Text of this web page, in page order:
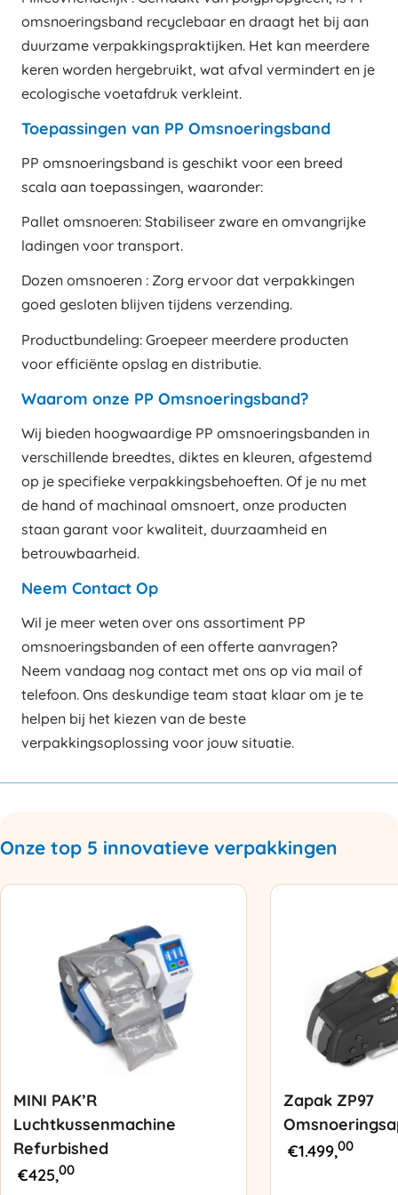
omsnoeringsband recyclebaar en draagt het bij aan
duurzame verpakkingspraktijken. Het kan meerdere
keren worden hergebruikt, wat afval vermindert en je
ecologische voetafdruk verkleint.
Toepassingen van PP Omsnoeringsband
PP omsnoeringsband is geschikt voor een breed
scala aan toepassingen, waaronder:
Pallet omsnoeren: Stabiliseer zware en omvangrijke
ladingen voor transport.
Dozen omsnoeren : Zorg ervoor dat verpakkingen
goed gesloten blijven tijdens verzending.
Productbundeling: Groepeer meerdere producten
voor efficiënte opslag en distributie.
Waarom onze PP Omsnoeringsband?
Wij bieden hoogwaardige PP omsnoeringsbanden in
verschillende breedtes, diktes en kleuren, afgestemd
op je specifieke verpakkingsbehoeften. Of je nu met
de hand of machinaal omsnoert, onze producten
staan garant voor kwaliteit, duurzaamheid en
betrouwbaarheid.
Neem Contact Op
Wil je meer weten over ons assortiment PP
omsnoeringsbanden of een offerte aanvragen?
Neem vandaag nog contact met ons op via mail of
telefoon. Ons deskundige team staat klaar om je te
helpen bij het kiezen van de beste
verpakkingsoplossing voor jouw situatie.
Onze top 5 innovatieve verpakkingen
MINI PAK’R
Luchtkussenmachine
Refurbished
€425,00
Zapak ZP97
€1.499,00